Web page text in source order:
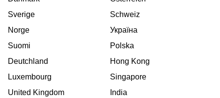
Sverige
Norge
Suomi
Deutchland
Luxembourg
United Kingdom
Schweiz
Україна
Polska
Hong Kong
Singapore
India